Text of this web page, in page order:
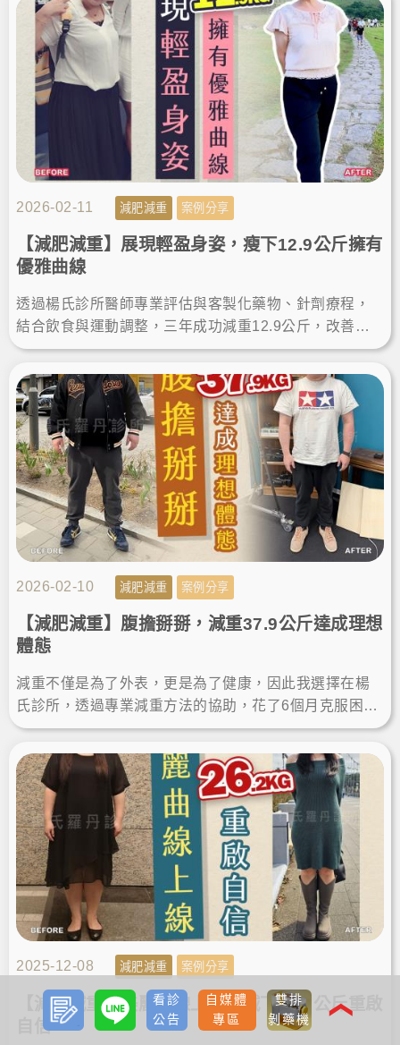
2026-02-11 減肥減重 案例分享
【減肥減重】展現輕盈身姿，瘦下12.9公斤擁有
優雅曲線
透過楊氏診所醫師專業評估與客製化藥物、針劑療程，
結合飲食與運動調整，三年成功減重12.9公斤，改善體
脂、膽固醇與心血管風險，重獲輕盈身姿與健康自信。
2026-02-10 減肥減重 案例分享
【減肥減重】腹擔掰掰，減重37.9公斤達成理想
體態
減重不僅是為了外表，更是為了健康，因此我選擇在楊
氏診所，透過專業減重方法的協助，花了6個月克服困難
瘦身，這段旅程讓我找回自信，證明減肥成功不再是遙
不可及的夢想！
2025-12-08 減肥減重 案例分享
【減肥減重】美麗曲線上線，減下26.2公斤重啟
自信
雙排
剝藥機
自媒體
專區
看診
公告
預約
諮詢
LINE
❮